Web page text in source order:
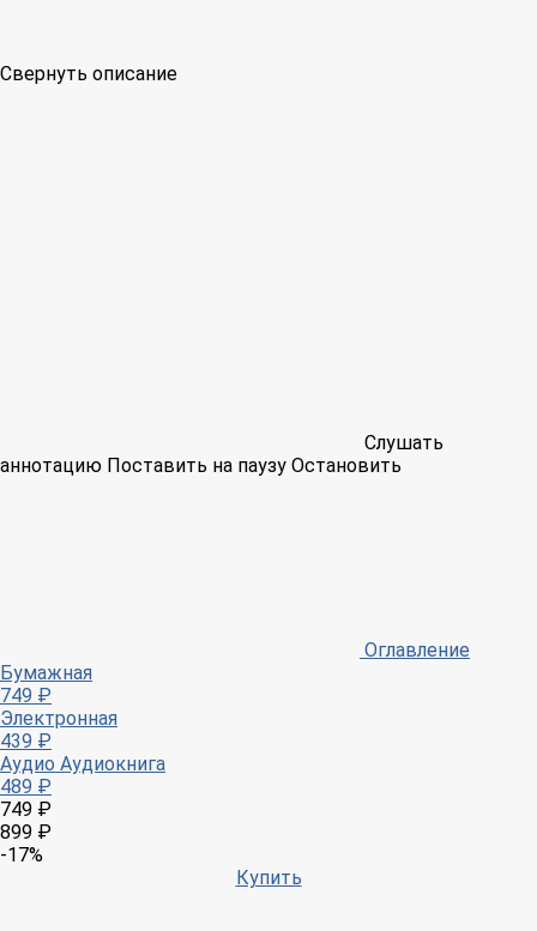
Свернуть описание
Слушать
аннотацию Поставить на паузу Остановить
Оглавление
Бумажная
749 ₽
Электронная
439 ₽
Аудио Аудиокнига
489 ₽
749 ₽
899 ₽
-17%
Купить